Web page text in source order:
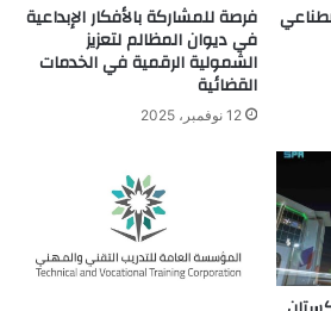
فرصة للمشاركة بالأفكار الإبداعية
في ديوان المظالم لتعزيز
الشمولية الرقمية في الخدمات
القضائية
12 نوفمبر، 2025